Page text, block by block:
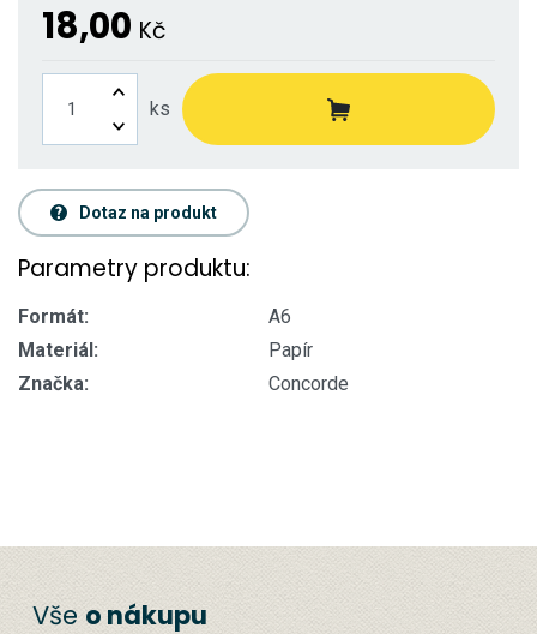
18,00 Kč
ks
Dotaz na produkt
Parametry produktu:
Formát:
A6
Materiál:
Papír
Značka:
Concorde
Vše o nákupu